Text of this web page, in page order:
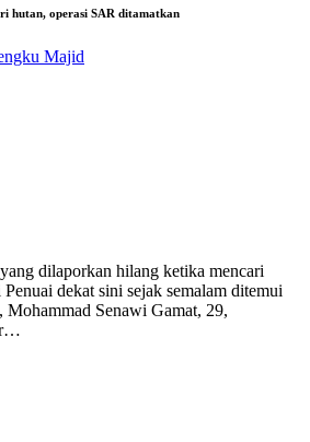
hutan, operasi SAR ditamatkan
Majid
dilaporkan hilang ketika mencari
dekat sini sejak semalam ditemui
Mohammad Senawi Gamat, 29,